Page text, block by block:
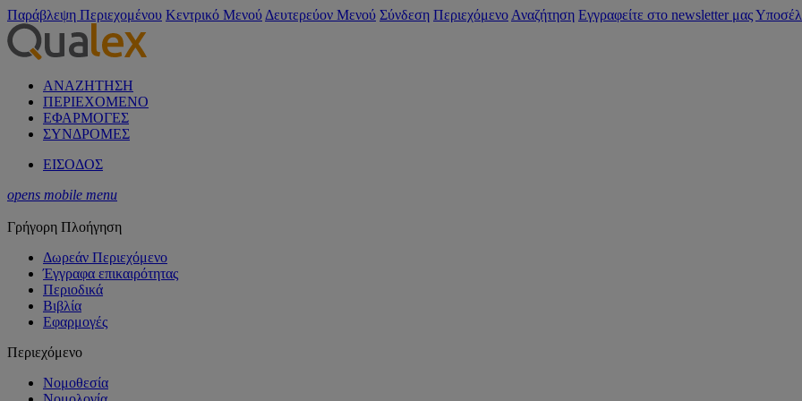
Παράβλεψη Περιεχομένου Κεντρικό Μενού Δευτερεύον Μενού Σύνδεση Περιεχόμενο Αναζήτηση Εγγραφείτε στο newsletter μας
ΑΝΑΖΗΤΗΣΗ
ΠΕΡΙΕΧΟΜΕΝΟ
ΕΦΑΡΜΟΓΕΣ
ΣΥΝΔΡΟΜΕΣ
ΕΙΣΟΔΟΣ
opens mobile menu
Γρήγορη Πλοήγηση
Δωρεάν Περιεχόμενο
Έγγραφα επικαιρότητας
Περιοδικά
Βιβλία
Εφαρμογές
Περιεχόμενο
Νομοθεσία